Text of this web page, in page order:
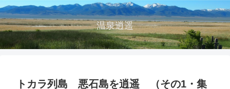
温泉逍遥
トカラ列島 悪石島を逍遥 （その1・集